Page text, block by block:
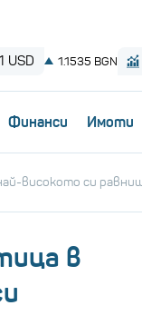
Финанси Имоти
високото си
в